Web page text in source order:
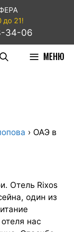
21!
34-06
МЕНЮ
› ОАЭ в
Отель Rixos
один из
нас